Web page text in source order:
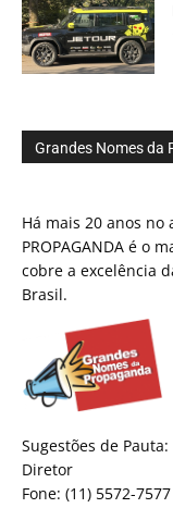
Grandes Nomes da
Há mais 20 anos no
PROPAGANDA é o
cobre a excelência
Brasil.
Sugestões de Pauta:
Diretor
Fone: (11) 5572-7577